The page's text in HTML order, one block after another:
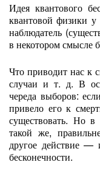
Идея квантового
квантовой физики
наблюдатель
в некотором смысле
Что приводит нас к
случаи и т. д. В
череда выборов:
привело его к
существовать. Но в
такой же,
другое действие
бесконечности.